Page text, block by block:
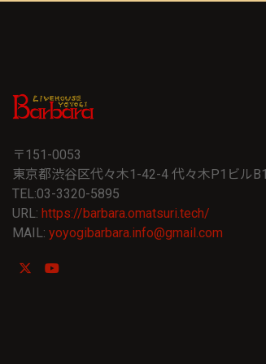
〒151-0053
東京都渋谷区代々木1-42-4 代々木P1ビルB1
TEL:03-3320-5895
URL: https://barbara.omatsuri.tech/
MAIL: yoyogibarbara.info@gmail.com